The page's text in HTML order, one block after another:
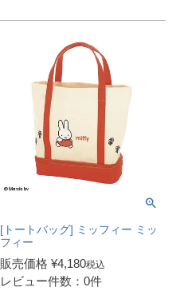
[トートバッグ] ミッフィー ミッ
フィー
販売価格 ¥4,180税込
レビュー件数：0件